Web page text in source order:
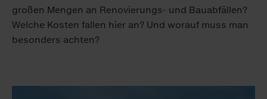
großen Mengen an Renovierungs- und Bauabfällen?
Welche Kosten fallen hier an? Und worauf muss man
besonders achten?